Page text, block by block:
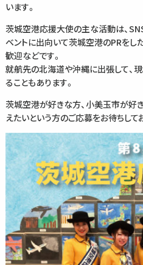
います。
茨城空港応援大使の主な活動は、
ベントに出向いて茨城空港のPRをし
歓迎などです。
就航先の北海道や沖縄に出張して、
ることもあります。
茨城空港が好きな方、小美玉市が好
えたいという方のご応募をお待ちして